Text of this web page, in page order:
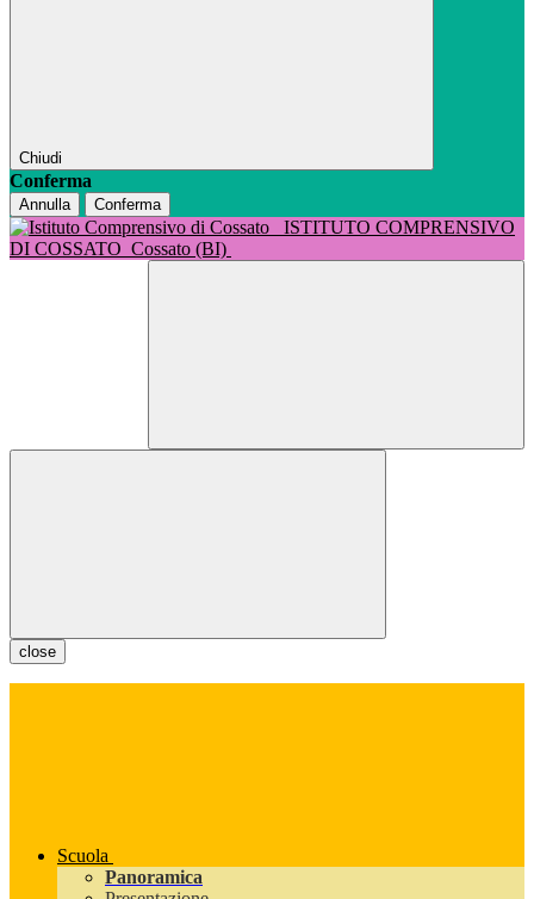
Chiudi
Conferma
Annulla Conferma
ISTITUTO COMPRENSIVO
DI COSSATO Cossato (BI)
close
Scuola
Panoramica